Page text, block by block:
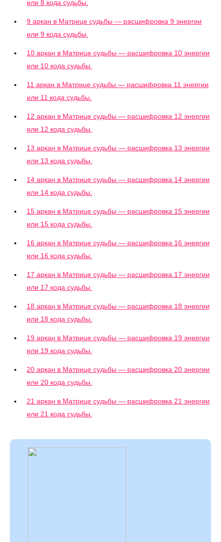
или 8 кода судьбы.
9 аркан в Матрице судьбы — расшифровка 9 энергии
или 9 кода судьбы.
10 аркан в Матрице судьбы — расшифровка 10 энергии
или 10 кода судьбы.
11 аркан в Матрице судьбы — расшифровка 11 энергии
или 11 кода судьбы.
12 аркан в Матрице судьбы — расшифровка 12 энергии
или 12 кода судьбы.
13 аркан в Матрице судьбы — расшифровка 13 энергии
или 13 кода судьбы.
14 аркан в Матрице судьбы — расшифровка 14 энергии
или 14 кода судьбы.
15 аркан в Матрице судьбы — расшифровка 15 энергии
или 15 кода судьбы.
16 аркан в Матрице судьбы — расшифровка 16 энергии
или 16 кода судьбы.
17 аркан в Матрице судьбы — расшифровка 17 энергии
или 17 кода судьбы.
18 аркан в Матрице судьбы — расшифровка 18 энергии
или 18 кода судьбы.
19 аркан в Матрице судьбы — расшифровка 19 энергии
или 19 кода судьбы.
20 аркан в Матрице судьбы — расшифровка 20 энергии
или 20 кода судьбы.
21 аркан в Матрице судьбы — расшифровка 21 энергии
или 21 кода судьбы.